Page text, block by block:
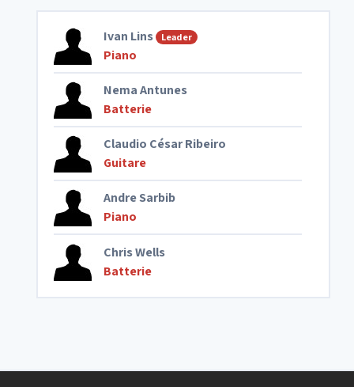
Ivan Lins Leader
Piano
Nema Antunes
Batterie
Claudio César Ribeiro
Guitare
Andre Sarbib
Piano
Chris Wells
Batterie